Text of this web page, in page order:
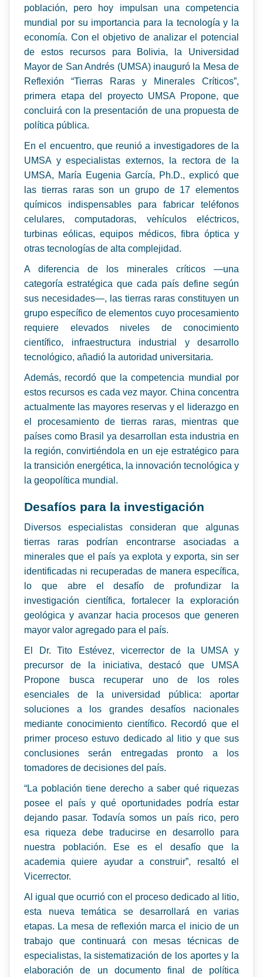
población, pero hoy impulsan una competencia
mundial por su importancia para la tecnología y la
economía. Con el objetivo de analizar el potencial
de estos recursos para Bolivia, la Universidad
Mayor de San Andrés (UMSA) inauguró la Mesa de
Reflexión “Tierras Raras y Minerales Críticos”,
primera etapa del proyecto UMSA Propone, que
concluirá con la presentación de una propuesta de
política pública.
En el encuentro, que reunió a investigadores de la
UMSA y especialistas externos, la rectora de la
UMSA, María Eugenia García, Ph.D., explicó que
las tierras raras son un grupo de 17 elementos
químicos indispensables para fabricar teléfonos
celulares, computadoras, vehículos eléctricos,
turbinas eólicas, equipos médicos, fibra óptica y
otras tecnologías de alta complejidad.
A diferencia de los minerales críticos —una
categoría estratégica que cada país define según
sus necesidades—, las tierras raras constituyen un
grupo específico de elementos cuyo procesamiento
requiere elevados niveles de conocimiento
científico, infraestructura industrial y desarrollo
tecnológico, añadió la autoridad universitaria.
Además, recordó que la competencia mundial por
estos recursos es cada vez mayor. China concentra
actualmente las mayores reservas y el liderazgo en
el procesamiento de tierras raras, mientras que
países como Brasil ya desarrollan esta industria en
la región, convirtiéndola en un eje estratégico para
la transición energética, la innovación tecnológica y
la geopolítica mundial.
Desafíos para la investigación
Diversos especialistas consideran que algunas
tierras raras podrían encontrarse asociadas a
minerales que el país ya explota y exporta, sin ser
identificadas ni recuperadas de manera específica,
lo que abre el desafío de profundizar la
investigación científica, fortalecer la exploración
geológica y avanzar hacia procesos que generen
mayor valor agregado para el país.
El Dr. Tito Estévez, vicerrector de la UMSA y
precursor de la iniciativa, destacó que UMSA
Propone busca recuperar uno de los roles
esenciales de la universidad pública: aportar
soluciones a los grandes desafíos nacionales
mediante conocimiento científico. Recordó que el
primer proceso estuvo dedicado al litio y que sus
conclusiones serán entregadas pronto a los
tomadores de decisiones del país.
“La población tiene derecho a saber qué riquezas
posee el país y qué oportunidades podría estar
dejando pasar. Todavía somos un país rico, pero
esa riqueza debe traducirse en desarrollo para
nuestra población. Ese es el desafío que la
academia quiere ayudar a construir”, resaltó el
Vicerrector.
Al igual que ocurrió con el proceso dedicado al litio,
esta nueva temática se desarrollará en varias
etapas. La mesa de reflexión marca el inicio de un
trabajo que continuará con mesas técnicas de
especialistas, la sistematización de los aportes y la
elaboración de un documento final de política